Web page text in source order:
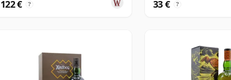
122 € ? 33 € ?